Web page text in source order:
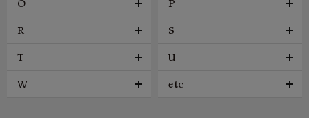
O P
R S
T U
W etc